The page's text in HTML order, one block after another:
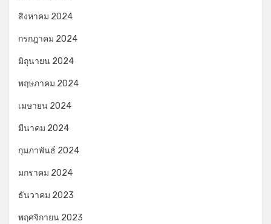
สิงหาคม 2024
กรกฎาคม 2024
มิถุนายน 2024
พฤษภาคม 2024
เมษายน 2024
มีนาคม 2024
กุมภาพันธ์ 2024
มกราคม 2024
ธันวาคม 2023
พฤศจิกายน 2023